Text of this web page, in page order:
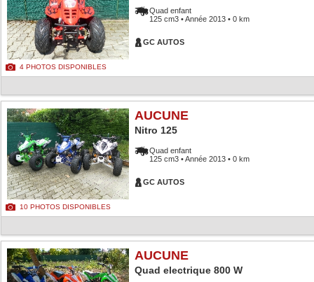
4 PHOTOS DISPONIBLES
Quad enfant
125 cm3 • Année 2013 • 0 km
GC AUTOS
10 PHOTOS DISPONIBLES
AUCUNE
Nitro 125
Quad enfant
125 cm3 • Année 2013 • 0 km
GC AUTOS
AUCUNE
Quad electrique 800 W